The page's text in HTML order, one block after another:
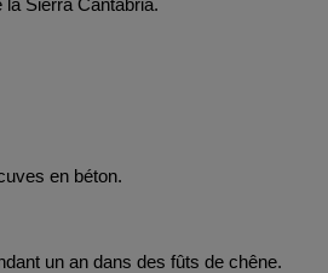
la Sierra Cantabria.
en béton.
un an dans des fûts de chêne.